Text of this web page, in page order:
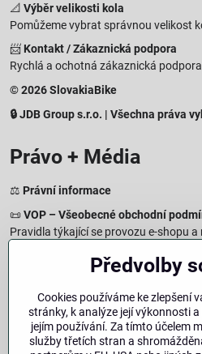
📐 Výběr velikosti kola
Pomůžeme vybrat správnou velikost
📨 Kontakt / Zákaznická podpora
Rychlá a ochotná zákaznická
© 2026 SlovakiaBike
🔒 JDB Group s.r.o. | Všechna práva
Právo + Média
⚖️ Právní informace
📜VOP – Všeobecné obchodní
Pravidla týkající se provozu e-shopu a
Zásady zpracování osobních údajů
Jak chráníme a zpracováváme vaše
Informace o cookies
Informace o používaných cookies a
Právo na odstoupení – 14denní
Předvolby
Cookies používáme ke zlepšení
stránky, k analýze její výkonnosti
jejím používání. Za tímto účelem
služby třetích stran a